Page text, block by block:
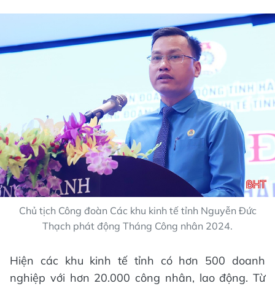
Chủ tịch Công đoàn Các khu kinh tế tỉnh Nguyễn Đức
Thạch phát động Tháng Công nhân 2024.
Hiện các khu kinh tế tỉnh có hơn 500 doanh
nghiệp với hơn 20.000 công nhân, lao động. Từ